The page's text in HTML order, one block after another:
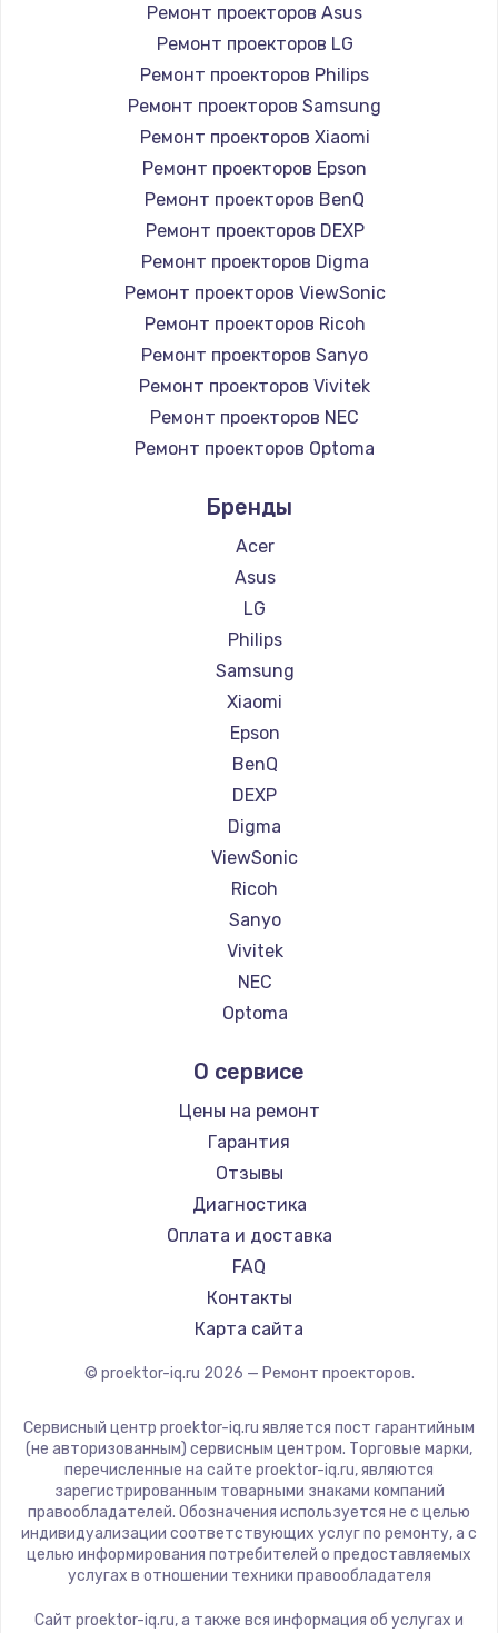
Ремонт проекторов Asus
Ремонт проекторов LG
Ремонт проекторов Philips
Ремонт проекторов Samsung
Ремонт проекторов Xiaomi
Ремонт проекторов Epson
Ремонт проекторов BenQ
Ремонт проекторов DEXP
Ремонт проекторов Digma
Ремонт проекторов ViewSonic
Ремонт проекторов Ricoh
Ремонт проекторов Sanyo
Ремонт проекторов Vivitek
Ремонт проекторов NEC
Ремонт проекторов Optoma
Ремонт проекторов Infocus
Ремонт проекторов Barco
Ремонт проекторов Xgimi
Ремонт проекторов Canon
Ремонт проекторов JVC
Ремонт проекторов Hiper
Ремонт проекторов HITACHI
Ремонт проекторов Panasonic
Ремонт проекторов Hisense
Бренды
Acer
Asus
LG
Philips
Samsung
Xiaomi
Epson
BenQ
DEXP
Digma
ViewSonic
Ricoh
Sanyo
Vivitek
NEC
Optoma
Infocus
Barco
Xgimi
Canon
JVC
Hiper
HITACHI
Panasonic
Hisense
О сервисе
Цены на ремонт
Гарантия
Отзывы
Диагностика
Оплата и доставка
FAQ
Контакты
Карта сайта
© proektor-iq.ru 2026 — Ремонт проекторов.
Сервисный центр proektor-iq.ru является пост гарантийным
(не авторизованным) сервисным центром. Торговые марки,
перечисленные на сайте proektor-iq.ru, являются
зарегистрированным товарными знаками компаний
правообладателей. Обозначения используется не с целью
индивидуализации соответствующих услуг по ремонту, а с
целью информирования потребителей о предоставляемых
услугах в отношении техники правообладателя
Сайт proektor-iq.ru, а также вся информация об услугах и